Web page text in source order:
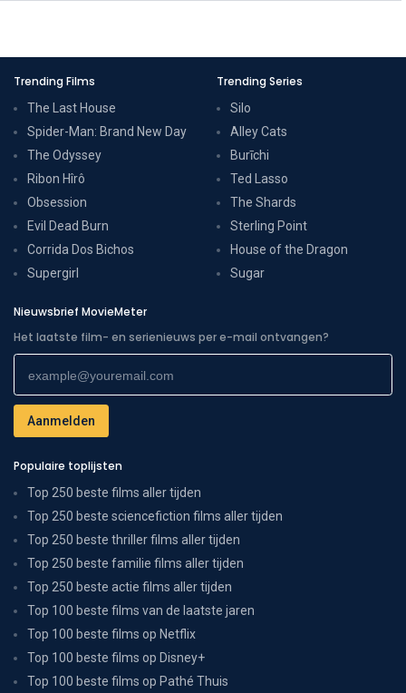
Trending Films
The Last House
Spider-Man: Brand New Day
The Odyssey
Ribon Hîrô
Obsession
Evil Dead Burn
Corrida Dos Bichos
Supergirl
Trending Series
Silo
Alley Cats
Burīchi
Ted Lasso
The Shards
Sterling Point
House of the Dragon
Sugar
Nieuwsbrief MovieMeter
Het laatste film- en serienieuws per e-mail ontvangen?
Populaire toplijsten
Top 250 beste films aller tijden
Top 250 beste sciencefiction films aller tijden
Top 250 beste thriller films aller tijden
Top 250 beste familie films aller tijden
Top 250 beste actie films aller tijden
Top 100 beste films van de laatste jaren
Top 100 beste films op Netflix
Top 100 beste films op Disney+
Top 100 beste films op Pathé Thuis